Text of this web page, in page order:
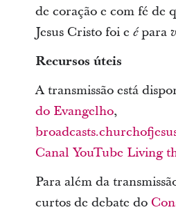
de coração e com fé de
Jesus Cristo foi e épara
Recursos úteis
A transmissão está
do Evangelho,
Canal YouTube Living
Para além da
curtos de debate do